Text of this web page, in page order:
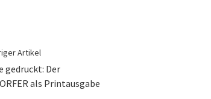
Artikel
gedruckt: Der
als Printausgabe